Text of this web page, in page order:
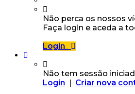
Não perca os nossos
Faça login e aceda a
Login
Não tem sessão
Login | Criar nova